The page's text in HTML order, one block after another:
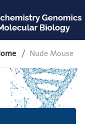
Nude Mouse